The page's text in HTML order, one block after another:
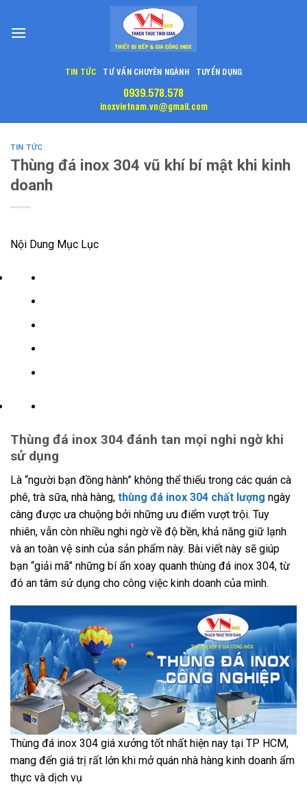
content
TIN TỨC TƯ VẤN CHUYÊN NGÀNH TUYỂN DỤNG
0939.578.578
inoxvietnam.vn@gmail.com
TIN TỨC
Thùng đá inox 304 vũ khí bí mật khi kinh
doanh
Nội Dung Mục Lục
Thùng đá inox 304 đánh tan mọi nghi ngờ khi
sử dụng
Là “người bạn đồng hành” không thể thiếu trong các quán cà
phê, trà sữa, nhà hàng, thùng đá inox 304 chất lượng ngày
càng được ưa chuộng bởi những ưu điểm vượt trội. Tuy
nhiên, vẫn còn nhiều nghi ngờ về độ bền, khả năng giữ lạnh
và an toàn vệ sinh của sản phẩm này. Bài viết này sẽ giúp
bạn “giải mã” những bí ẩn xoay quanh thùng đá inox 304, từ
đó an tâm sử dụng cho công việc kinh doanh của mình.
Thùng đá inox 304 giá xưởng tốt nhất hiện nay tại TP HCM,
mang đến giá trị rất lớn khi mở quán nhà hàng kinh doanh ẩm
thực và dịch vụ